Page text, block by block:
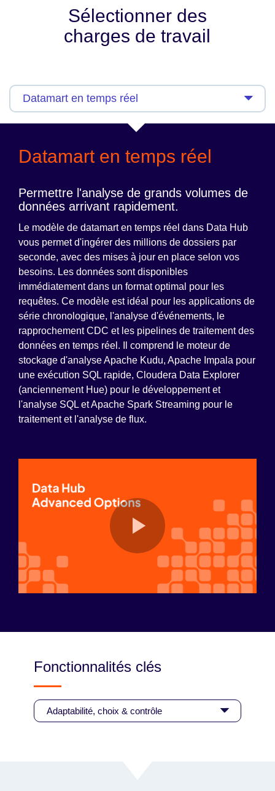
Sélectionner des
charges de travail
Datamart en temps réel
Permettre l'analyse de grands volumes de
données arrivant rapidement.
Le modèle de datamart en temps réel dans Data Hub
vous permet d'ingérer des millions de dossiers par
seconde, avec des mises à jour en place selon vos
besoins. Les données sont disponibles
immédiatement dans un format optimal pour les
requêtes. Ce modèle est idéal pour les applications de
série chronologique, l'analyse d'événements, le
rapprochement CDC et les pipelines de traitement des
données en temps réel. Il comprend le moteur de
stockage d'analyse Apache Kudu, Apache Impala pour
une exécution SQL rapide, Cloudera Data Explorer
(anciennement Hue) pour le développement et
l'analyse SQL et Apache Spark Streaming pour le
traitement et l'analyse de flux.
Fonctionnalités clés